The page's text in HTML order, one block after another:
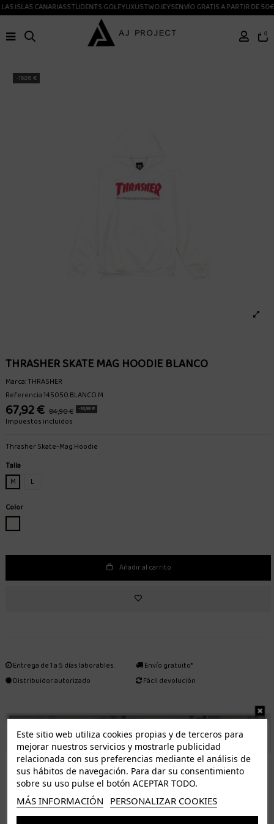
ISLAS CANARIASSTUDENTS GOLFYUXUSTWOJEYSENVÍO GRATIS A PARTIR DE 50€
0
-16,98 €
THRASHER SKATE MAG HOODIE BLANCO
Marca:THRASHER
Referencia145050.BLANCO.M
67,92 € 84,90 € -16,98 €
Impuestos incluidos
Thrasher Skate-Mag Hoodie
Talla
M
L
Color
Añadir al carrito
Entrega de 1 a 5 días laborables.
Distribuidor autorizado
Envío gratuito*
Fácil devolución
ENVÍO GRATUITO *
ISLAS CANARIAS
Tenerife 3.50€. Gratis a partir de 50€
Resto de islas 5€. Gratis a partir de 50€
Este sitio web utiliza cookies propias y de terceros para
mejorar nuestros servicios y mostrarle publicidad
relacionada con sus preferencias mediante el análisis de
sus hábitos de navegación. Para dar su consentimiento
sobre su uso pulse el botón ACEPTAR TODO.
MÁS INFORMACIÓN PERSONALIZAR COOKIES